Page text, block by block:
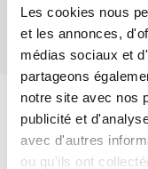
Les cookies nous
et les annonces,
médias sociaux et
partageons
notre site avec nos
publicité et
avec d'autres
ou qu'ils ont